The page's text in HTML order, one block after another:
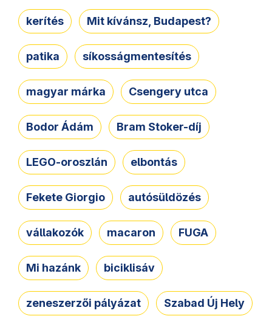
kerítés Mit kívánsz, Budapest?
patika síkosságmentesítés
magyar márka Csengery utca
Bodor Ádám Bram Stoker-díj
LEGO-oroszlán elbontás
Fekete Giorgio autósüldözés
vállakozók macaron FUGA
Mi hazánk biciklisáv
zeneszerzői pályázat Szabad Új Hely